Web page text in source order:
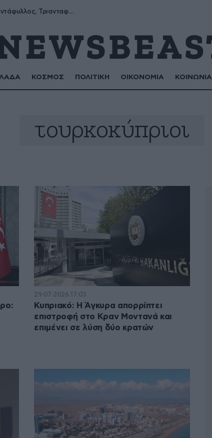
Μύρων, Τριαντάφυλλος, Τριανταφυλλιά, Φυλλιώ, Ρόζα
ΚΟΣΜΟΣ ΠΟΛΙΤΙΚΗ ΟΙΚΟΝΟΜΙΑ ΚΟΙΝΩΝΙΑ
τουρκοκύπριοι
29·07·2026 17:03
Κυπριακό: Η Άγκυρα απορρίπτει
επιστροφή στο Κραν Μοντανά και
επιμένει σε λύση δύο κρατών